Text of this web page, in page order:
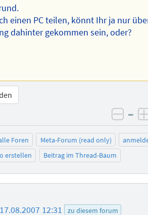
einen PC teilen, könnt Ihr ja nur
dahinter gekommen sein, oder?
–
Foren Meta-Forum (read only)
erstellen
Beitrag im Thread-Baum
17.08.2007 12:31 zu diesem forum